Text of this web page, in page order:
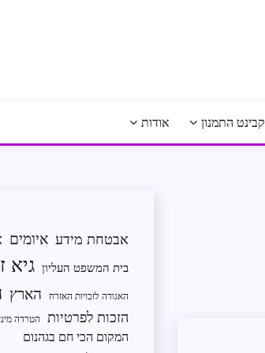
קבינט התמנון אודות
אבטחת מידע איומים
בית המשפט העליון גיא
האגודה לזכויות האזרח הארץ
הזכות לפרטיות הטרדה
המקום הכי חם בגהנום